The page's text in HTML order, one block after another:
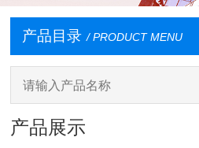
产品目录 / PRODUCT MENU
产品展示